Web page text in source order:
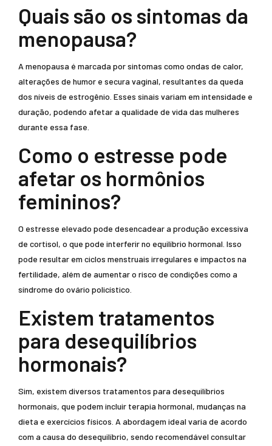
Quais são os sintomas da
menopausa?
A menopausa é marcada por sintomas como ondas de calor,
alterações de humor e secura vaginal, resultantes da queda
dos níveis de estrogênio. Esses sinais variam em intensidade e
duração, podendo afetar a qualidade de vida das mulheres
durante essa fase.
Como o estresse pode
afetar os hormônios
femininos?
O estresse elevado pode desencadear a produção excessiva
de cortisol, o que pode interferir no equilíbrio hormonal. Isso
pode resultar em ciclos menstruais irregulares e impactos na
fertilidade, além de aumentar o risco de condições como a
síndrome do ovário policístico.
Existem tratamentos
para desequilíbrios
hormonais?
Sim, existem diversos tratamentos para desequilíbrios
hormonais, que podem incluir terapia hormonal, mudanças na
dieta e exercícios físicos. A abordagem ideal varia de acordo
com a causa do desequilíbrio, sendo recomendável consultar